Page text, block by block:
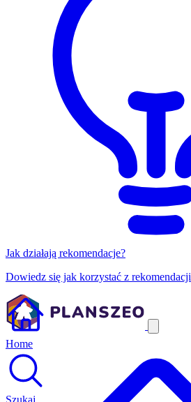
Jak działają rekomendacje?
Dowiedz się jak korzystać z rekomendacji
Home
Szukaj